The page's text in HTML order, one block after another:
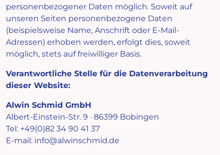
personenbezogener Daten möglich. Soweit auf
unseren Seiten personenbezogene Daten
(beispielsweise Name, Anschrift oder E-Mail-
Adressen) erhoben werden, erfolgt dies, soweit
möglich, stets auf freiwilliger Basis.
Verantwortliche Stelle für die Datenverarbeitung
dieser Website:
Alwin Schmid GmbH
Albert-Einstein-Str. 9 · 86399 Bobingen
Tel: +49(0)82 34 90 41 37
E-mail: info@alwinschmid.de